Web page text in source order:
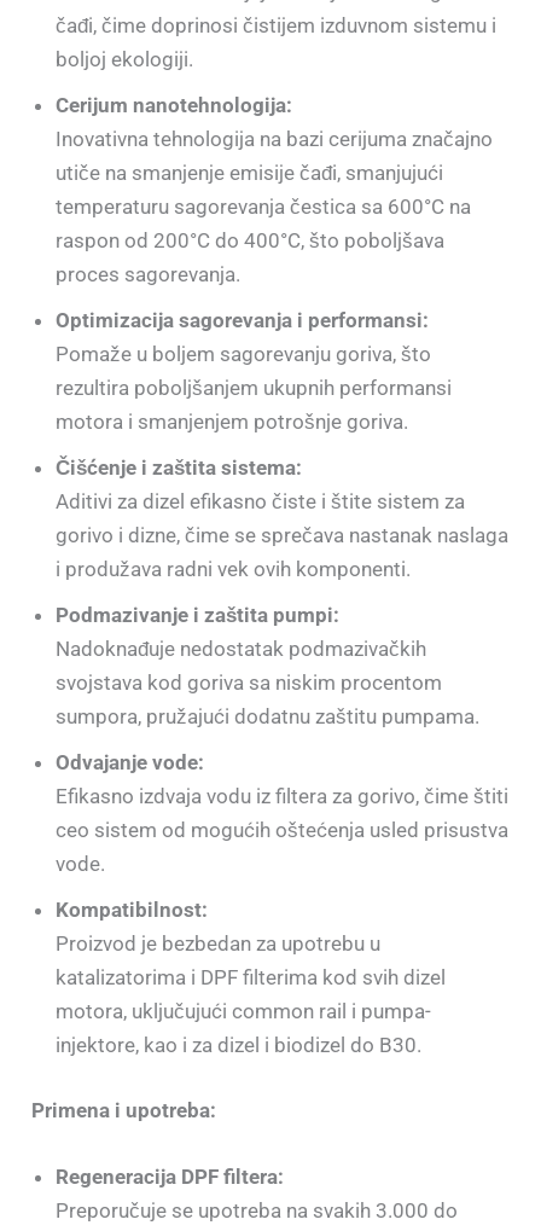
čađi, čime doprinosi čistijem izduvnom sistemu i
boljoj ekologiji.
Cerijum nanotehnologija:
Inovativna tehnologija na bazi cerijuma značajno
utiče na smanjenje emisije čađi, smanjujući
temperaturu sagorevanja čestica sa 600°C na
raspon od 200°C do 400°C, što poboljšava
proces sagorevanja.
Optimizacija sagorevanja i performansi:
Pomaže u boljem sagorevanju goriva, što
rezultira poboljšanjem ukupnih performansi
motora i smanjenjem potrošnje goriva.
Čišćenje i zaštita sistema:
Aditivi za dizel efikasno čiste i štite sistem za
gorivo i dizne, čime se sprečava nastanak naslaga
i produžava radni vek ovih komponenti.
Podmazivanje i zaštita pumpi:
Nadoknađuje nedostatak podmazivačkih
svojstava kod goriva sa niskim procentom
sumpora, pružajući dodatnu zaštitu pumpama.
Odvajanje vode:
Efikasno izdvaja vodu iz filtera za gorivo, čime štiti
ceo sistem od mogućih oštećenja usled prisustva
vode.
Kompatibilnost:
Proizvod je bezbedan za upotrebu u
katalizatorima i DPF filterima kod svih dizel
motora, uključujući common rail i pumpa-
injektore, kao i za dizel i biodizel do B30.
Primena i upotreba:
Regeneracija DPF filtera:
Preporučuje se upotreba na svakih 3.000 do